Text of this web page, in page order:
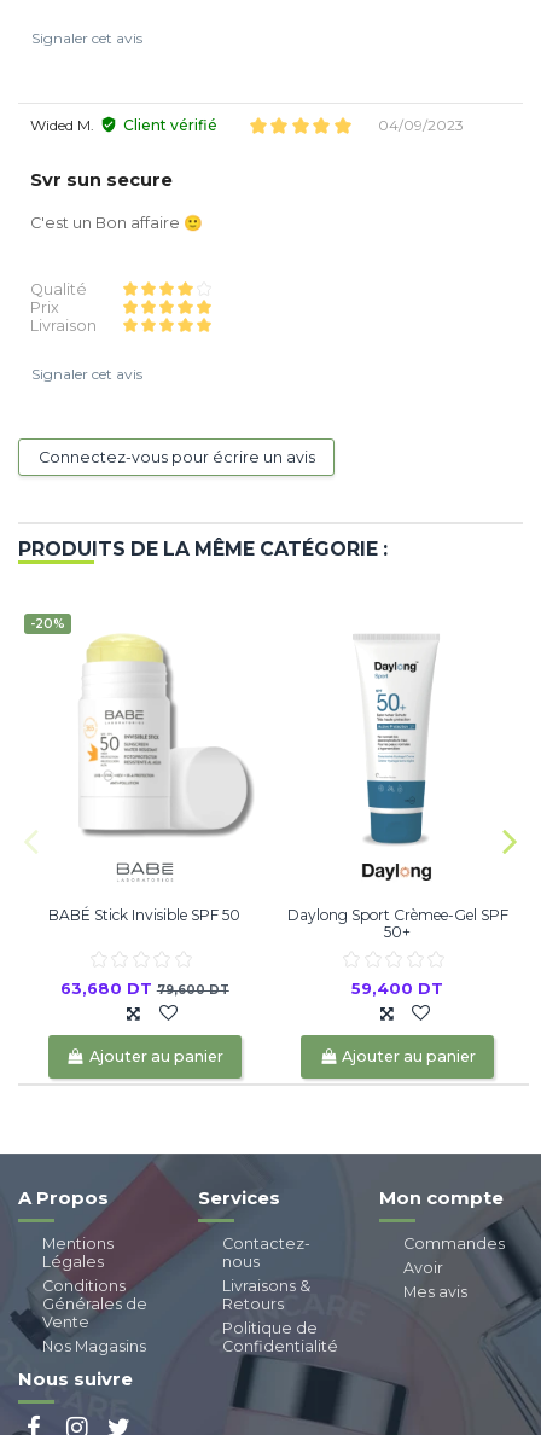
Signaler cet avis
Wided M. Client vérifié 04/09/2023
Svr sun secure
C'est un Bon affaire 🙂
Qualité
Prix
Livraison
Signaler cet avis
Connectez-vous pour écrire un avis
PRODUITS DE LA MÊME CATÉGORIE :
-20%
BABÉ Stick Invisible SPF 50
63,680 DT79,600 DT
Ajouter au panier
Daylong Sport Crèmee-Gel SPF
50+
59,400 DT
Ajouter au panier
A Propos
Mentions
Légales
Conditions
Générales de
Vente
Nos Magasins
Services
Contactez-
nous
Livraisons &
Retours
Politique de
Confidentialité
Mon compte
Commandes
Avoir
Mes avis
Nous suivre